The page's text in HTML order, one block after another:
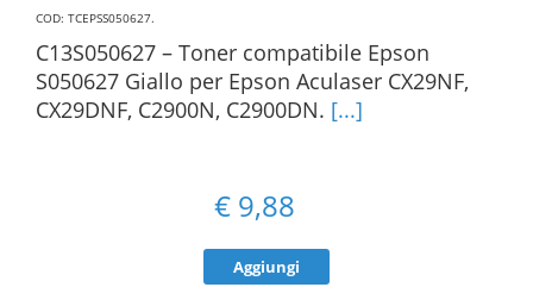
COD: TCEPSS050627.
C13S050627 – Toner compatibile Epson
S050627 Giallo per Epson Aculaser CX29NF,
CX29DNF, C2900N, C2900DN. [...]
€ 9,88
Aggiungi